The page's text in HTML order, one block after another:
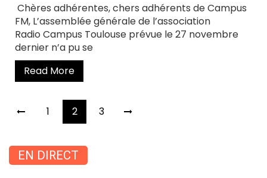
Chères adhérentes, chers adhérents de Campus
FM, L’assemblée générale de l’association
Radio Campus Toulouse prévue le 27 novembre
dernier n’a pu se
Read More
Pagination
1 2 3
EN DIRECT